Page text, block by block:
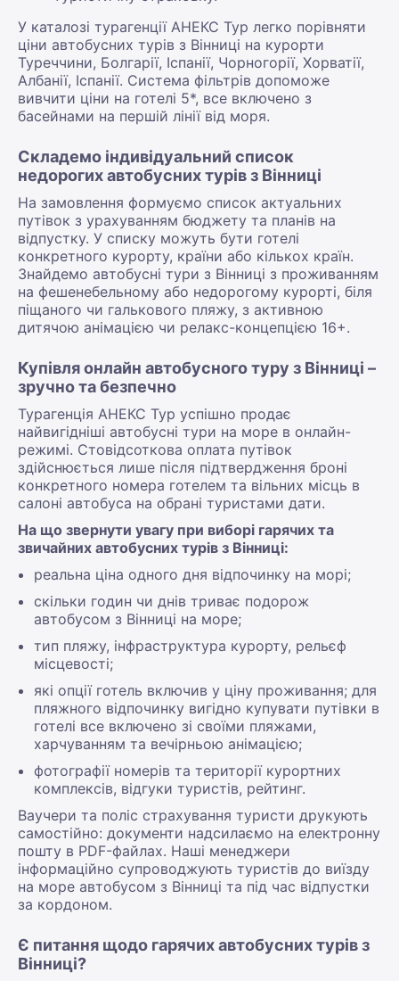
У каталозі турагенції АНЕКС Тур легко порівняти
ціни автобусних турів з Вінниці на курорти
Туреччини, Болгарії, Іспанії, Чорногорії, Хорватії,
Албанії, Іспанії. Система фільтрів допоможе
вивчити ціни на готелі 5*, все включено з
басейнами на першій лінії від моря.
Складемо індивідуальний список
недорогих автобусних турів з Вінниці
На замовлення формуємо список актуальних
путівок з урахуванням бюджету та планів на
відпустку. У списку можуть бути готелі
конкретного курорту, країни або кількох країн.
Знайдемо автобусні тури з Вінниці з проживанням
на фешенебельному або недорогому курорті, біля
піщаного чи галькового пляжу, з активною
дитячою анімацією чи релакс-концепцією 16+.
Купівля онлайн автобусного туру з Вінниці –
зручно та безпечно
Турагенція АНЕКС Тур успішно продає
найвигідніші автобусні тури на море в онлайн-
режимі. Стовідсоткова оплата путівок
здійснюється лише після підтвердження броні
конкретного номера готелем та вільних місць в
салоні автобуса на обрані туристами дати.
На що звернути увагу при виборі гарячих та
звичайних автобусних турів з Вінниці:
реальна ціна одного дня відпочинку на морі;
скільки годин чи днів триває подорож
автобусом з Вінниці на море;
тип пляжу, інфраструктура курорту, рельєф
місцевості;
які опції готель включив у ціну проживання; для
пляжного відпочинку вигідно купувати путівки в
готелі все включено зі своїми пляжами,
харчуванням та вечірньою анімацією;
фотографії номерів та території курортних
комплексів, відгуки туристів, рейтинг.
Ваучери та поліс страхування туристи друкують
самостійно: документи надсилаємо на електронну
пошту в PDF-файлах. Наші менеджери
інформаційно супроводжують туристів до виїзду
на море автобусом з Вінниці та під час відпустки
за кордоном.
Є питання щодо гарячих автобусних турів з
Вінниці?